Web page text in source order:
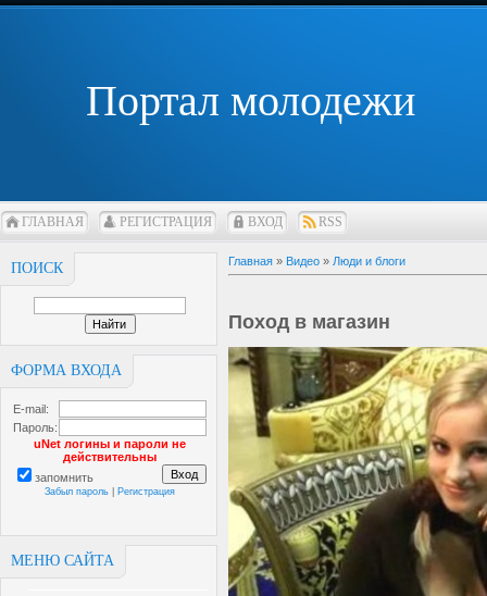
Портал молодежи
ГЛАВНАЯ РЕГИСТРАЦИЯ ВХОД RSS
ПОИСК
ФОРМА ВХОДА
E-mail:
Пароль:
uNet логины и пароли не
действительны
запомнить
Забыл пароль Регистрация
МЕНЮ САЙТА
Главная » Видео » Люди и блоги
Поход в магазин